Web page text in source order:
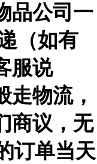
品公司一
（如有
服说
走物流，
商议，无
订单当天